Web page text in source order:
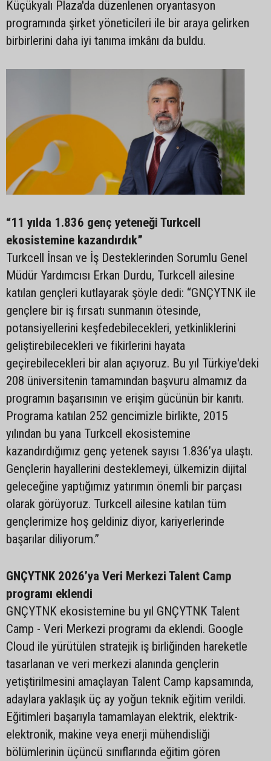
Küçükyalı Plaza'da düzenlenen oryantasyon
programında şirket yöneticileri ile bir araya gelirken
birbirlerini daha iyi tanıma imkânı da buldu.
“11 yılda 1.836 genç yeteneği Turkcell
ekosistemine kazandırdık”
Turkcell İnsan ve İş Desteklerinden Sorumlu Genel
Müdür Yardımcısı Erkan Durdu, Turkcell ailesine
katılan gençleri kutlayarak şöyle dedi: “GNÇYTNK ile
gençlere bir iş fırsatı sunmanın ötesinde,
potansiyellerini keşfedebilecekleri, yetkinliklerini
geliştirebilecekleri ve fikirlerini hayata
geçirebilecekleri bir alan açıyoruz. Bu yıl Türkiye'deki
208 üniversitenin tamamından başvuru almamız da
programın başarısının ve erişim gücünün bir kanıtı.
Programa katılan 252 gencimizle birlikte, 2015
yılından bu yana Turkcell ekosistemine
kazandırdığımız genç yetenek sayısı 1.836’ya ulaştı.
Gençlerin hayallerini desteklemeyi, ülkemizin dijital
geleceğine yaptığımız yatırımın önemli bir parçası
olarak görüyoruz. Turkcell ailesine katılan tüm
gençlerimize hoş geldiniz diyor, kariyerlerinde
başarılar diliyorum.”
GNÇYTNK 2026’ya Veri Merkezi Talent Camp
programı eklendi
GNÇYTNK ekosistemine bu yıl GNÇYTNK Talent
Camp - Veri Merkezi programı da eklendi. Google
Cloud ile yürütülen stratejik iş birliğinden hareketle
tasarlanan ve veri merkezi alanında gençlerin
yetiştirilmesini amaçlayan Talent Camp kapsamında,
adaylara yaklaşık üç ay yoğun teknik eğitim verildi.
Eğitimleri başarıyla tamamlayan elektrik, elektrik-
elektronik, makine veya enerji mühendisliği
bölümlerinin üçüncü sınıflarında eğitim gören